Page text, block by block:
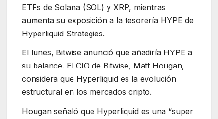
ETFs de Solana (SOL) y XRP, mientras
aumenta su exposición a la tesorería HYPE de
Hyperliquid Strategies.
El lunes, Bitwise anunció que añadiría HYPE a
su balance. El CIO de Bitwise, Matt Hougan,
considera que Hyperliquid es la evolución
estructural en los mercados cripto.
Hougan señaló que Hyperliquid es una “super